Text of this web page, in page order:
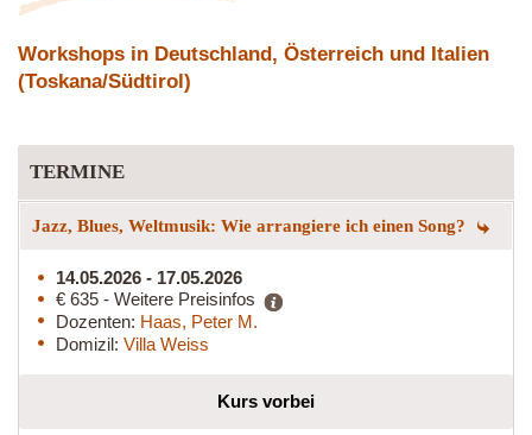
Workshops in Deutschland, Österreich und Italien
(Toskana/Südtirol)
TERMINE
Jazz, Blues, Weltmusik: Wie arrangiere ich einen Song?
14.05.2026 - 17.05.2026
€ 635 - Weitere Preisinfos
Dozenten: Haas, Peter M.
Domizil: Villa Weiss
Kurs vorbei